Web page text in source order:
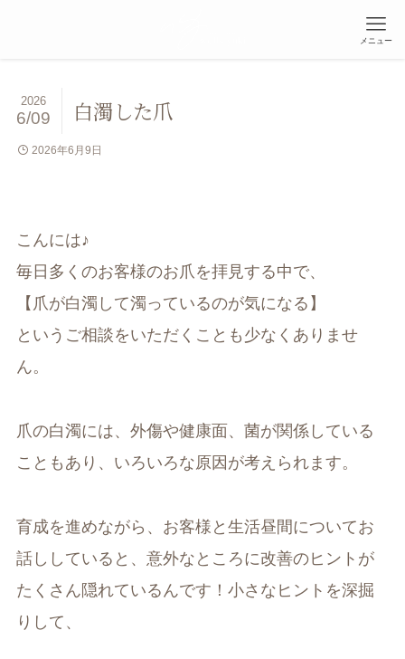
メニュー
白濁した爪
2026
6/09
2026年6月9日
こんには♪
毎日多くのお客様のお爪を拝見する中で、
【爪が白濁して濁っているのが気になる】
というご相談をいただくことも少なくありませ
ん。
爪の白濁には、外傷や健康面、菌が関係している
こともあり、いろいろな原因が考えられます。
育成を進めながら、お客様と生活昼間についてお
話ししていると、意外なところに改善のヒントが
たくさん隠れているんです！小さなヒントを深掘
りして、